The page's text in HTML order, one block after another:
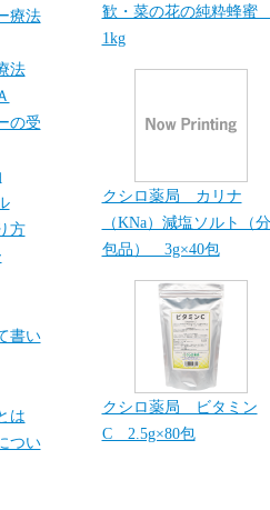
歓・菜の花の純粋蜂
1kg
クシロ薬局 カリナ
（KNa）減塩ソルト（分
包品） 3g×40包
クシロ薬局 ビタミン
C 2.5g×80包